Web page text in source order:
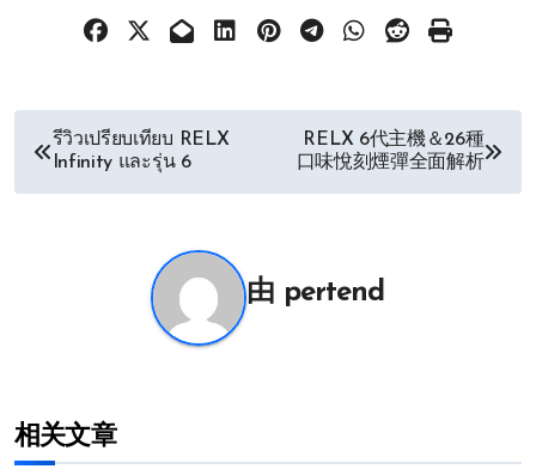
文
章
รีวิวเปรียบเทียบ RELX
Infinity และรุ่น 6
RELX 6代主機＆26種
口味悅刻煙彈全面解析
由 pertend
相关文章